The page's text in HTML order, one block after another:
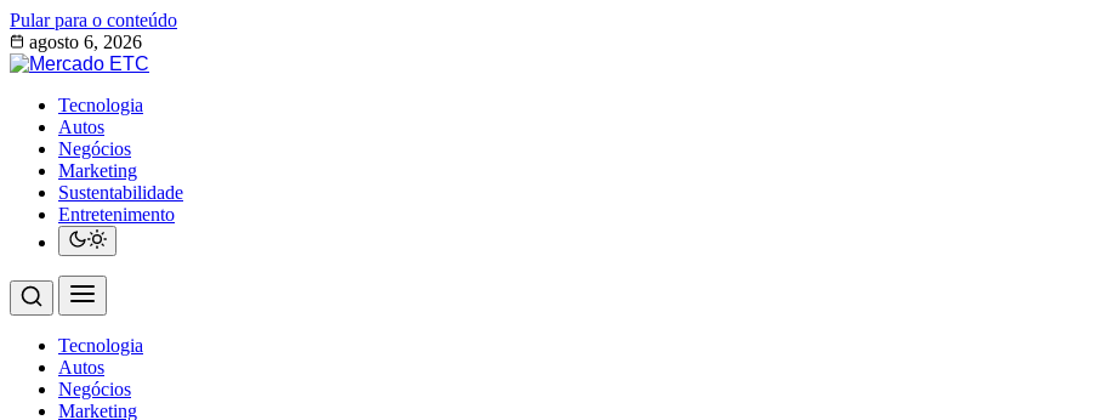
Pular para o conteúdo
agosto 6, 2026
Tecnologia
Autos
Negócios
Marketing
Sustentabilidade
Entretenimento
Tecnologia
Autos
Negócios
Marketing